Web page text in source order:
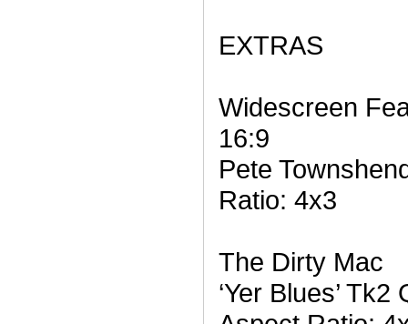
EXTRAS
Widescreen
16:9
Pete
Ratio: 4x3
The Dirty Mac
‘Yer Blues’